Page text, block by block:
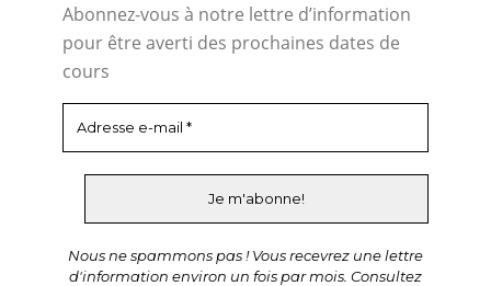
Abonnez-vous à notre lettre d’information
pour être averti des prochaines dates de
cours
Nous ne spammons pas ! Vous recevrez une lettre
d'information environ un fois par mois. Consultez